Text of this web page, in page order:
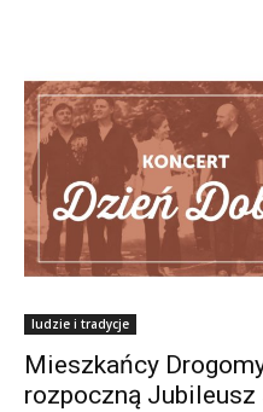
ludzie i tradycje
Mieszkańcy
rozpoczną